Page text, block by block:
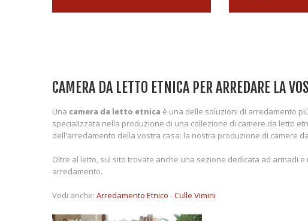
CAMERA DA LETTO ETNICA PER ARREDARE LA
Una camera da letto etnica è una delle soluzioni di arredamento
specializzata nella produzione di una collezione di camere da letto
dell'arredamento della vostra casa: la nostra produzione di camere
Oltre al letto, sul sito trovate anche una sezione dedicata ad armadi
arredamento.
Vedi anche: Arredamento Etnico -Culle Vimini